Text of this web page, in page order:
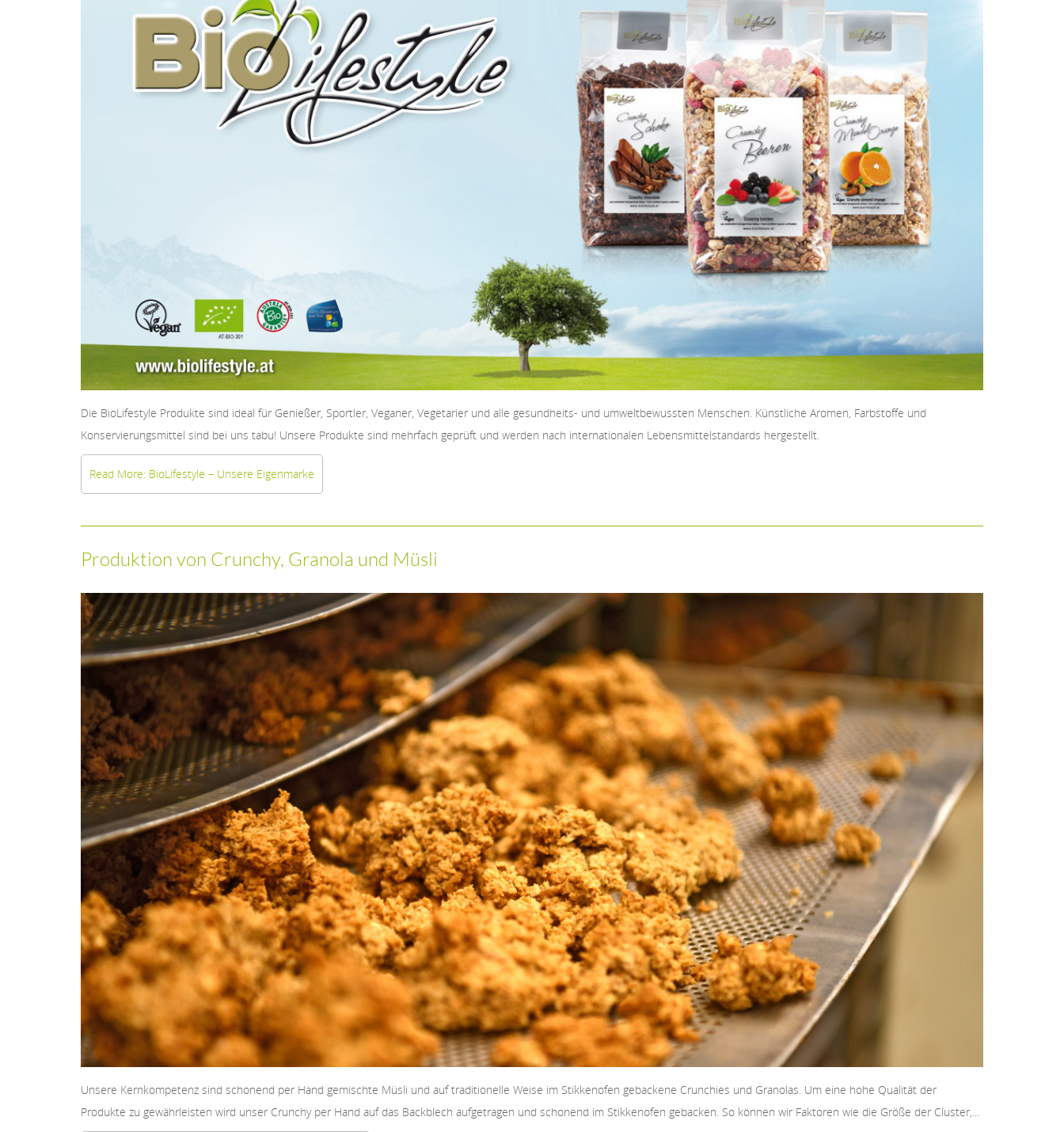
Die BioLifestyle Produkte sind ideal für Genießer, Sportler, Veganer, Vegetarier und alle gesundheits- und umweltbewussten Menschen. Künstliche Aromen, Farbstoffe und
Konservierungsmittel sind bei uns tabu! Unsere Produkte sind mehrfach geprüft und werden nach internationalen Lebensmittelstandards hergestellt.
Read More: BioLifestyle – Unsere Eigenmarke
Produktion von Crunchy, Granola und Müsli
Unsere Kernkompetenz sind schonend per Hand gemischte Müsli und auf traditionelle Weise im Stikkenofen gebackene Crunchies und Granolas. Um eine hohe Qualität der
Produkte zu gewährleisten wird unser Crunchy per Hand auf das Backblech aufgetragen und schonend im Stikkenofen gebacken. So können wir Faktoren wie die Größe der Cluster,...